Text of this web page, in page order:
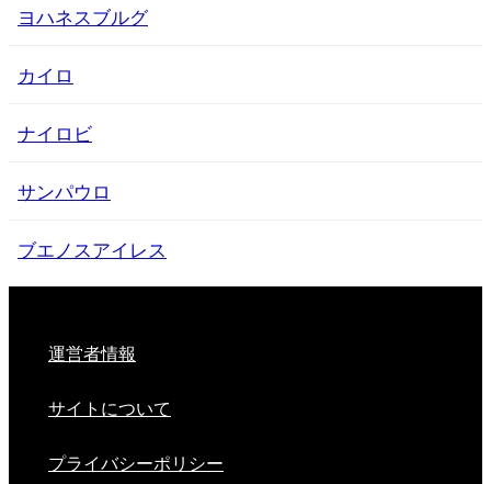
ヨハネスブルグ
カイロ
ナイロビ
サンパウロ
ブエノスアイレス
運営者情報
サイトについて
プライバシーポリシー